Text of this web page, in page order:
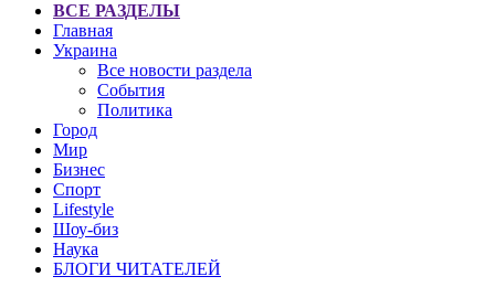
ВСЕ РАЗДЕЛЫ
Главная
Украина
Все новости раздела
События
Политика
Город
Мир
Бизнес
Спорт
Lifestyle
Шоу-биз
Наука
БЛОГИ ЧИТАТЕЛЕЙ